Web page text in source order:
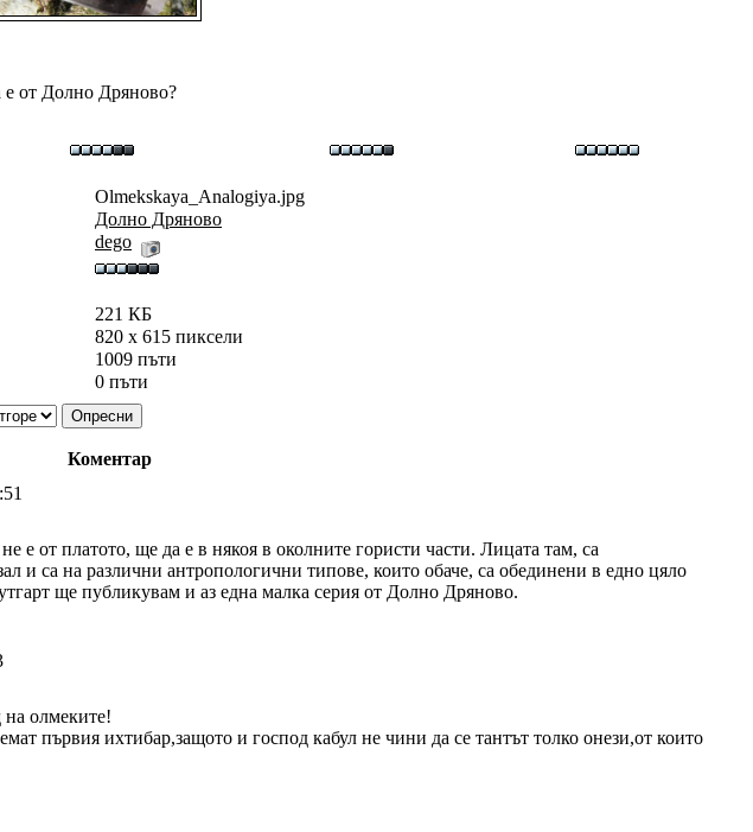
е от Долно Дряново?
Olmekskaya_Analogiya.jpg
Долно Дряново
dego
221 КБ
820 x 615 пиксели
1009 пъти
0 пъти
Коментар
е от платото, ще да е в някоя в околните гористи части. Лицата там, са
и са на различни антропологични типове, които обаче, са обединени в едно цяло
ще публикувам и аз една малка серия от Долно Дряново.
на олмеките!
първия ихтибар,защото и господ кабул не чини да се тантът толко онези,от които